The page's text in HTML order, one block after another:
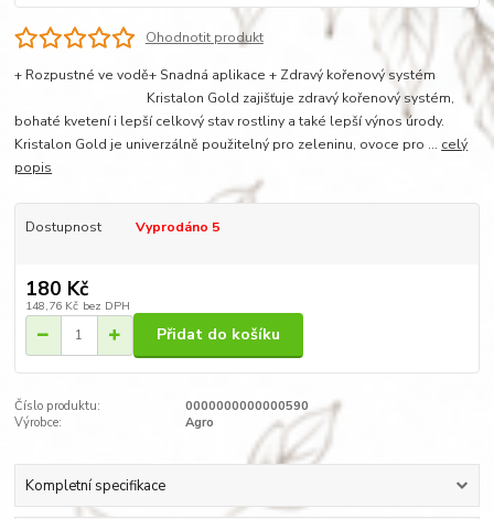
Ohodnotit produkt
+ Rozpustné ve vodě+ Snadná aplikace + Zdravý kořenový systém
Kristalon Gold zajišťuje zdravý kořenový systém,
bohaté kvetení i lepší celkový stav rostliny a také lepší výnos úrody.
Kristalon Gold je univerzálně použitelný pro zeleninu, ovoce pro ... celý
popis
Dostupnost Vyprodáno 5
180 Kč
148,76 Kč bez DPH
Přidat do košíku
Číslo produktu:
0000000000000590
Výrobce:
Agro
Kompletní specifikace